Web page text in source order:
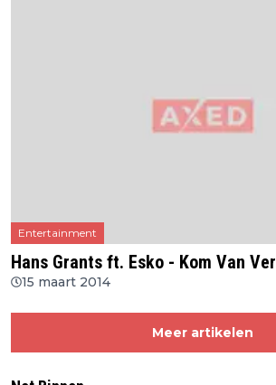
Entertainment
Hans Grants ft. Esko - Kom Van Ver
15 maart 2014
Meer artikelen